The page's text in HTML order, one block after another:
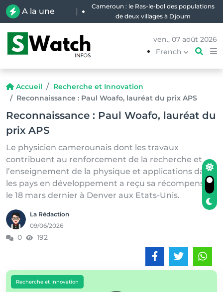
A la une |
Forêt : Permis politiques, clientélisme et
illégalités, qui profite de l’exploitation
ven., 07 août 2026
French
Accueil
Recherche et Innovation
Reconnaissance : Paul Woafo, lauréat du prix APS
Reconnaissance : Paul Woafo, lauréat du
prix APS
Le physicien camerounais dont les travaux
contribuent au renforcement de la recherche et
l’enseignement de la physique et applications dans
les pays en développement a reçu sa récompense
le 18 mars dernier à Denver aux Etats-Unis.
La Rédaction
09/06/2026
0 192
Recherche et Innovation